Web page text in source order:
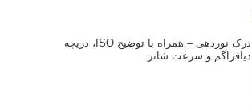
درک نوردهی – همراه با توضیح ISO، دریچه
دیافراگم و سرعت شاتر